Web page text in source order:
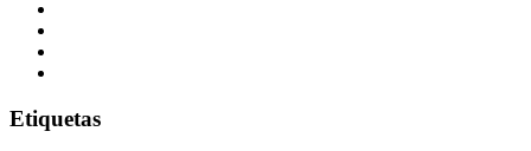
Etiquetas